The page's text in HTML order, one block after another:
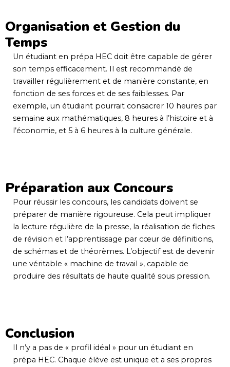
Organisation et Gestion du
Temps
Un étudiant en prépa HEC doit être capable de gérer
son temps efficacement. Il est recommandé de
travailler régulièrement et de manière constante, en
fonction de ses forces et de ses faiblesses. Par
exemple, un étudiant pourrait consacrer 10 heures par
semaine aux mathématiques, 8 heures à l’histoire et à
l’économie, et 5 à 6 heures à la culture générale.
Préparation aux Concours
Pour réussir les concours, les candidats doivent se
préparer de manière rigoureuse. Cela peut impliquer
la lecture régulière de la presse, la réalisation de fiches
de révision et l’apprentissage par cœur de définitions,
de schémas et de théorèmes. L’objectif est de devenir
une véritable « machine de travail », capable de
produire des résultats de haute qualité sous pression.
Conclusion
Il n’y a pas de « profil idéal » pour un étudiant en
prépa HEC. Chaque élève est unique et a ses propres